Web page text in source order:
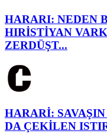
HARARI: NEDEN
HIRİSTİYAN
ZERDÜŞT...
HARARİ:
DA ÇEKİLEN